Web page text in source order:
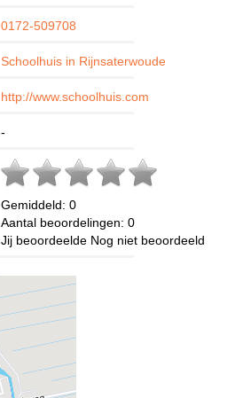
0172-509708
Schoolhuis in Rijnsaterwoude
http://www.schoolhuis.com
-
Gemiddeld: 0
Aantal beoordelingen: 0
Jij beoordeelde Nog niet beoordeeld